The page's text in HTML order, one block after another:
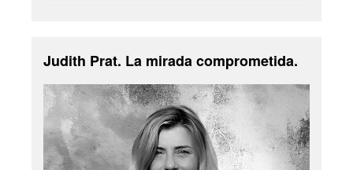
Judith Prat. La mirada comprometida.